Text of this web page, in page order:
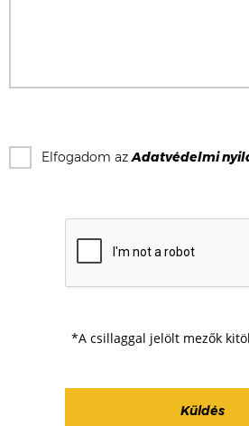
Elfogadom azAdatvédelmi
*A csillaggal jelölt mezők